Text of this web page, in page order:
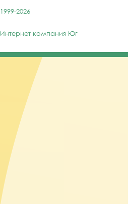
1999-2026
Интернет компания Юг